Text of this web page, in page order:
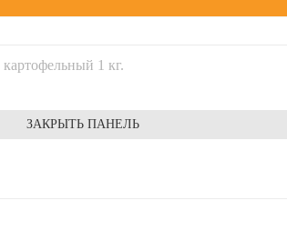
1 кг.
ЗАКРЫТЬ ПАНЕЛЬ